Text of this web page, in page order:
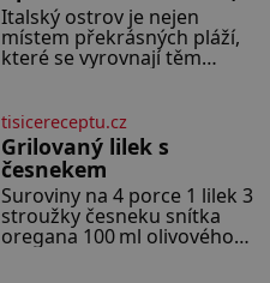
který vás okouzlí
Italský ostrov je nejen
místem překrásných pláží,
které se vyrovnají těm
objevování. Fascinující stará
malebná městečka či třeba
dechberoucí útesy. Druhý
největší italský ostrov o
velikosti přibližně jedné
třetiny České republiky vás
ohromí nejen svými plážemi
tisicereceptu.cz
Grilovaný lilek s
česnekem
Suroviny na 4 porce 1 lilek 3
stroužky česneku snítka
oregana 100 ml olivového